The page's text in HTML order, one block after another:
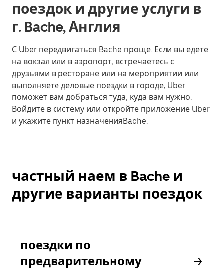
поездок и другие услуги в
г. Bache, Англия
С Uber передвигаться Bache проще. Если вы едете
на вокзал или в аэропорт, встречаетесь с
друзьями в ресторане или на мероприятии или
выполняете деловые поездки в городе, Uber
поможет вам добраться туда, куда вам нужно.
Войдите в систему или откройте приложение Uber
и укажите пункт назначенияBache.
частный наем в Bache и
другие варианты поездок
поездки по
предварительному